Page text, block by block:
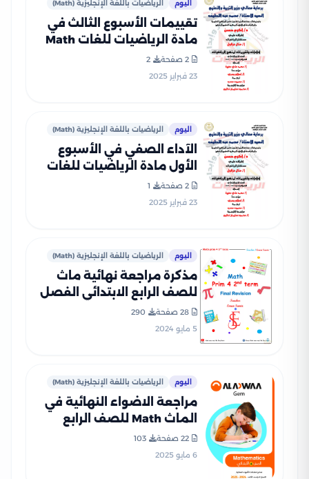
اليوم الرياضيات باللغة الإنجليزية (Math)
تقييمات الأسبوع الثالث في
مادة الرياضيات للغات Math
للصف الرابع الإبتدائي الترم
الثاني 2025 بصيغة PDF
2 صفحة
2
23 فبراير 2025
اليوم الرياضيات باللغة الإنجليزية (Math)
الآداء الصفي في الأسبوع
الأول مادة الرياضيات للغات
Math للصف الرابع الإبتدائي
الترم الثاني 2025 بصيغة PDF
2 صفحة
1
23 فبراير 2025
اليوم الرياضيات باللغة الإنجليزية (Math)
مذكرة مراجعة نهائية ماث
للصف الرابع الابتدائي الفصل
الدراسي الثاني
28 صفحة
290
5 مايو 2024
اليوم الرياضيات باللغة الإنجليزية (Math)
مراجعة الاضواء النهائية في
الماث Math للصف الرابع
PDF بالاجابات
22 صفحة
103
6 مايو 2025